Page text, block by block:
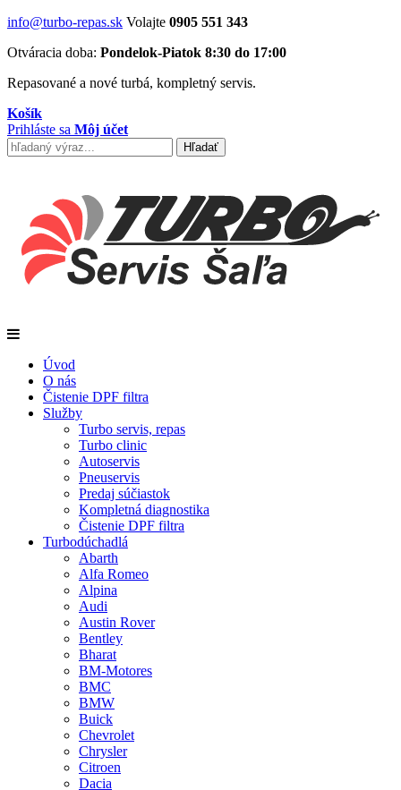
info@turbo-repas.sk Volajte 0905 551 343
Otváracia doba: Pondelok-Piatok 8:30 do 17:00
Repasované a nové turbá, kompletný servis.
Košík
Prihláste sa Môj účet
Úvod
O nás
Čistenie DPF filtra
Služby
Turbo servis, repas
Turbo clinic
Autoservis
Pneuservis
Predaj súčiastok
Kompletná diagnostika
Čistenie DPF filtra
Turbodúchadlá
Abarth
Alfa Romeo
Alpina
Audi
Austin Rover
Bentley
Bharat
BM-Motores
BMC
BMW
Buick
Chevrolet
Chrysler
Citroen
Dacia